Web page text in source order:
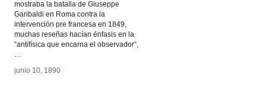
mostraba la batalla de Giuseppe
Garibaldi en Roma contra la
intervención pre francesa en 1849,
muchas reseñas hacían énfasis en la
“antifísica que encarna el observador”,
junio 10, 1890 /
junio 10, 1890 /